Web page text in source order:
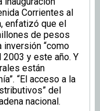
Corrientes al
enfatizó que el
de pesos
inversión “como
2003 y este año. Y
están
“El acceso a la
del
nacional.